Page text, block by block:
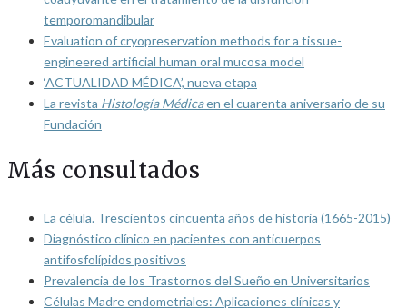
temporomandibular
Evaluation of cryopreservation methods for a tissue-
engineered artificial human oral mucosa model
‘ACTUALIDAD MÉDICA’, nueva etapa
La revista Histología Médicaen el cuarenta aniversario de su
Fundación
Más consultados
La célula. Trescientos cincuenta años de historia (1665-2015)
Diagnóstico clínico en pacientes con anticuerpos
antifosfolípidos positivos
Prevalencia de los Trastornos del Sueño en Universitarios
Células Madre endometriales: Aplicaciones clínicas y